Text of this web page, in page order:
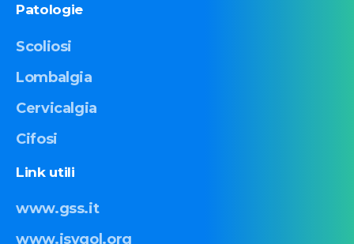
Patologie
Scoliosi
Lombalgia
Cervicalgia
Cifosi
Link utili
www.gss.it
www.isyqol.org